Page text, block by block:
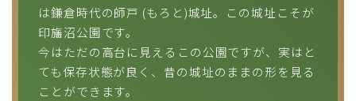
は鎌倉時代の師戸 (もろと)城址。この城址こそが
印旛沼公園です。
今はただの高台に見えるこの公園ですが、実はと
ても保存状態が良く、昔の城址のままの形を見る
ことができます。